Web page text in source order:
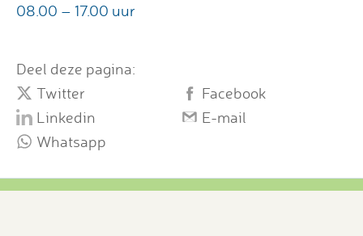
08.00 – 17.00 uur
Deel deze pagina:
Twitter
Facebook
Linkedin
E-mail
Whatsapp